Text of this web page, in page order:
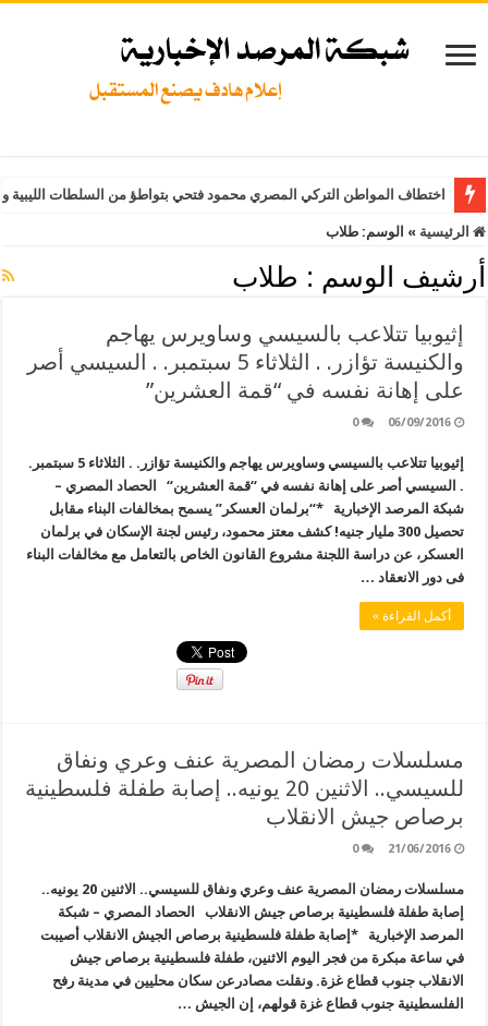
اختطاف المواطن التركي المصري محمود فتحي بتواطؤ من السلطات
الرئيسية » الوسم: طلاب
أرشيف الوسم : طلاب
إثيوبيا تتلاعب بالسيسي وساويرس يهاجم
والكنيسة تؤازر. . الثلاثاء 5 سبتمبر. . السيسي أصر
على إهانة نفسه في “قمة العشرين”
06/09/2016
0
إثيوبيا تتلاعب بالسيسي وساويرس يهاجم والكنيسة تؤازر. . الثلاثاء 5 سبتمبر.
. السيسي أصر على إهانة نفسه في “قمة العشرين“ الحصاد المصري –
شبكة المرصد الإخبارية *“برلمان العسكر” يسمح بمخالفات البناء مقابل
تحصيل 300 مليار جنيه! كشف معتز محمود، رئيس لجنة الإسكان في برلمان
العسكر، عن دراسة اللجنة مشروع القانون الخاص بالتعامل مع مخالفات البناء
فى دور الانعقاد …
أكمل القراءة »
مسلسلات رمضان المصرية عنف وعري ونفاق
للسيسي.. الاثنين 20 يونيه.. إصابة طفلة فلسطينية
برصاص جيش الانقلاب
21/06/2016
0
مسلسلات رمضان المصرية عنف وعري ونفاق للسيسي.. الاثنين 20 يونيه..
إصابة طفلة فلسطينية برصاص جيش الانقلاب الحصاد المصري – شبكة
المرصد الإخبارية *إصابة طفلة فلسطينية برصاص الجيش الانقلاب أصيبت
في ساعة مبكرة من فجر اليوم الاثنين، طفلة فلسطينية برصاص جيش
الانقلاب جنوب قطاع غزة. ونقلت مصادرعن سكان محليين في مدينة رفح
الفلسطينية جنوب قطاع غزة قولهم، إن الجيش …